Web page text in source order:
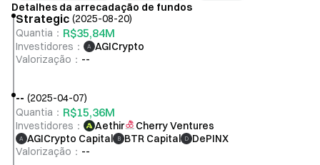
Detalhes da arrecadação de fundos
Strategic (2025-08-20)
Quantia ： R$35,84M
Investidores ： A AGICrypto
Valorização ： --
-- (2025-04-07)
Quantia ： R$15,36M
Investidores ： Aethir Cherry Ventures
A AGICrypto Capital B BTR Capital D DePINX
Valorização ： --